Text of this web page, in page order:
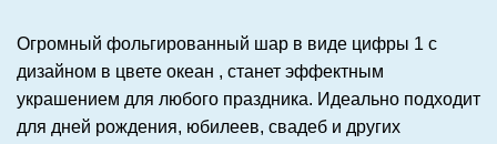
Огромный фольгированный шар в виде цифры 1 с
дизайном в цвете океан , станет эффектным
украшением для любого праздника. Идеально подходит
для дней рождения, юбилеев, свадеб и других